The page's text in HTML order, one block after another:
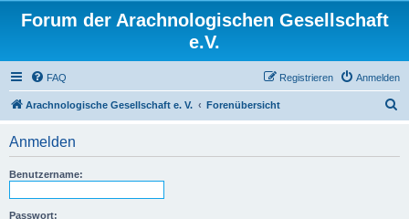
Forum der Arachnologischen Gesellschaft
e.V.
FAQ Anmelden
Registrieren
Arachnologische Gesellschaft e. V. Forenübersicht
Anmelden
Benutzername:
Passwort: